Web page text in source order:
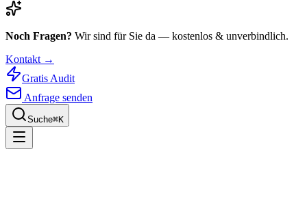
Noch Fragen? Wir sind für Sie da — kostenlos & unverbindlich.
Kontakt →
Gratis Audit
Anfrage senden
Suche⌘K